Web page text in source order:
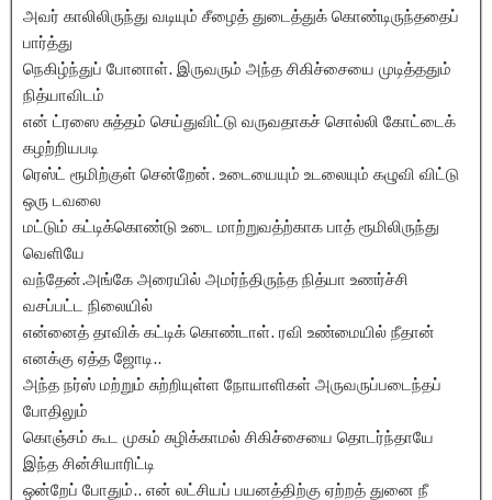
அவர் காலிலிருந்து வடியும் சீழைத் துடைத்துக் கொண்டிருந்ததைப்
பார்த்து
நெகிழ்ந்துப் போனாள். இருவரும் அந்த சிகிச்சையை முடித்ததும்
நித்யாவிடம்
என் ட்ரஸை சுத்தம் செய்துவிட்டு வருவதாகச் சொல்லி கோட்டைக்
கழற்றியபடி
ரெஸ்ட் ரூமிற்குள் சென்றேன். உடையையும் உடலையும் கழுவி விட்டு
ஒரு டவலை
மட்டும் கட்டிக்கொண்டு உடை மாற்றுவத்ற்காக பாத் ரூமிலிருந்து
வெளியே
வந்தேன்.அங்கே அரையில் அமர்ந்திருந்த நித்யா உணர்ச்சி
வசப்பட்ட நிலையில்
என்னைத் தாவிக் கட்டிக் கொண்டாள். ரவி உண்மையில் நீதான்
எனக்கு ஏத்த ஜோடி..
அந்த நர்ஸ் மற்றும் சுற்றியுள்ள நோயாளிகள் அருவருப்படைந்தப்
போதிலும்
கொஞ்சம் கூட முகம் சுழிக்காமல் சிகிச்சையை தொடர்ந்தாயே
இந்த சின்சியாரிட்டி
ஒன்றேப் போதும்.. என் லட்சியப் பயனத்திற்கு ஏற்றத் துனை நீ